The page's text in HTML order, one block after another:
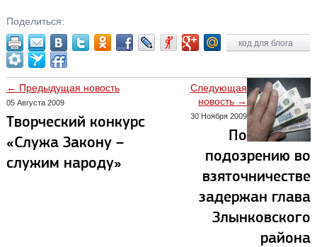
Поделиться:
код для блога
← Предыдущая новость
05 Августа 2009
Творческий конкурс
«Служа Закону –
служим народу»
Следующая
новость →
30 Ноября 2009
По
подозрению во
взяточничестве
задержан глава
Злынковского
района